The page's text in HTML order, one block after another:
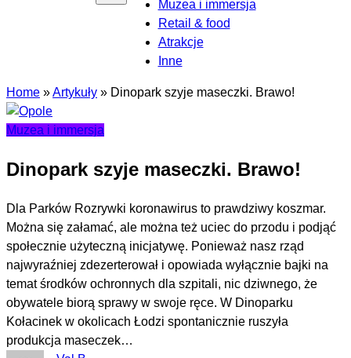
Muzea i immersja
Retail & food
Atrakcje
Inne
Home »Artykuły » Dinopark szyje maseczki. Brawo!
Muzea i immersja
Dinopark szyje maseczki. Brawo!
Dla Parków Rozrywki koronawirus to prawdziwy koszmar.
Można się załamać, ale można też uciec do przodu i podjąć
społecznie użyteczną inicjatywę. Ponieważ nasz rząd
najwyraźniej zdezerterował i opowiada wyłącznie bajki na
temat środków ochronnych dla szpitali, nic dziwnego, że
obywatele biorą sprawy w swoje ręce. W Dinoparku
Kołacinek w okolicach Łodzi spontanicznie ruszyła
produkcja maseczek…